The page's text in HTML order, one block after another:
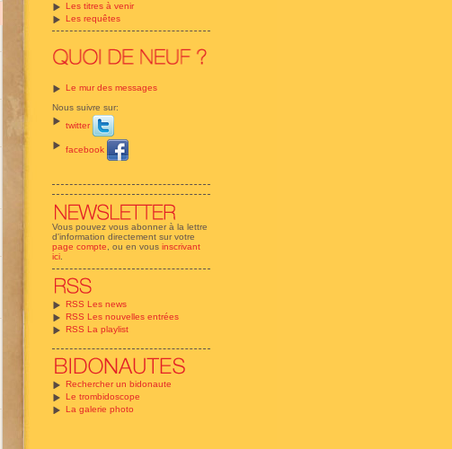
Les titres à venir
Les requêtes
Le mur des messages
Nous suivre sur:
twitter
facebook
Vous pouvez vous abonner à la lettre
d'information directement sur votre
page compte , ou en vous inscrivant
ici
RSS Les news
RSS Les nouvelles entrées
RSS La playlist
Rechercher un bidonaute
Le trombidoscope
La galerie photo